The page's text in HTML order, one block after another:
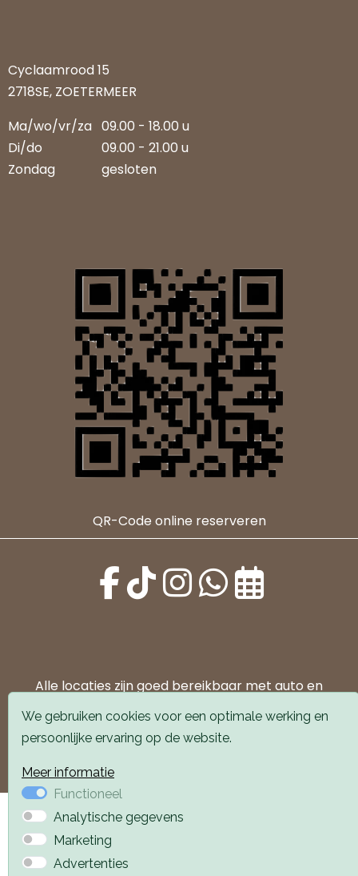
Cyclaamrood 15
2718SE, ZOETERMEER
Ma/wo/vr/za 09.00 - 18.00 u
Di/do
09.00 - 21.00 u
Zondag
gesloten
QR-Code online reserveren
Alle locaties zijn goed bereikbaar met auto en
openbaar vervoer. Er is parkeergelegenheid voor de
deur.
Privacyverklaring
We gebruiken cookies voor een optimale werking en
persoonlijke ervaring op de website.
Meer informatie
Functioneel
Analytische gegevens
Marketing
Advertenties